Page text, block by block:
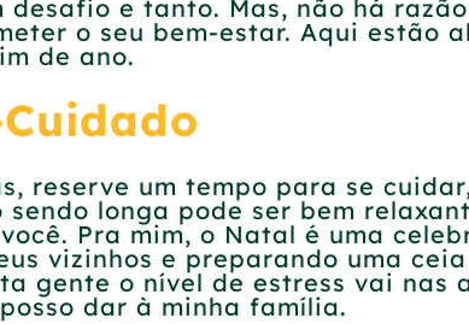
desafio e tanto. Mas, não há
o seu bem-estar. Aqui estão
de ano.
reserve um tempo para se
sendo longa pode ser bem
Pra mim, o Natal é uma
vizinhos e preparando uma
gente o nível de estress vai nas
dar à minha família.